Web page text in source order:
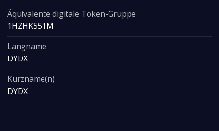
Äquivalente digitale Token-Gruppe
1HZHK551M
Langname
DYDX
Kurzname(n)
DYDX